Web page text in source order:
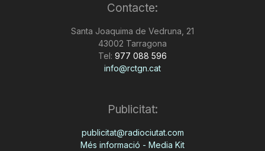
Contacte:
Santa Joaquima de Vedruna, 21
43002 Tarragona
Tel: 977 088 596
info@rctgn.cat
Publicitat:
publicitat@radiociutat.com
Més informació - Media Kit